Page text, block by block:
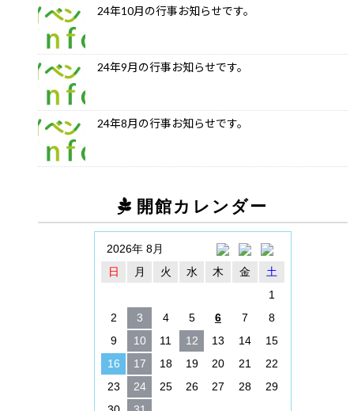
24年10月の行事お知らせです。
24年9月の行事お知らせです。
24年8月の行事お知らせです。
開館カレンダー
2026年 8月
日
月 火 水 木 金
土
1
2
3 4 5 6 7
8
9
10 11 12 13 14
15
16
17 18 19 20 21
22
23
24 25 26 27 28
29